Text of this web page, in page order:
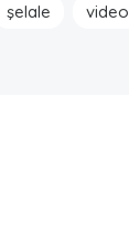
şelale video